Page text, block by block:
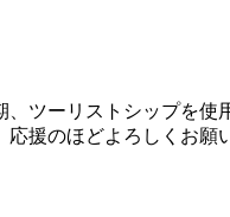
ツーリストシップを使
援のほどよろしくお願